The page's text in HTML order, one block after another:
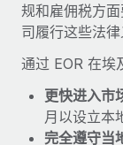
了解更多
规和雇佣税方
司履行这些法律
通过 EOR 在埃
更快进入市
月以设立本
完全遵守当